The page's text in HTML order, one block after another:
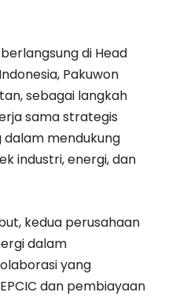
di Head
Pakuwon
sebagai langkah
sama strategis
mendukung
industri, energi, dan
kedua perusahaan
dalam
yang
dan pembiayaan